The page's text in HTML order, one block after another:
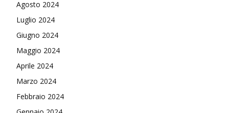
Agosto 2024
Luglio 2024
Giugno 2024
Maggio 2024
Aprile 2024
Marzo 2024
Febbraio 2024